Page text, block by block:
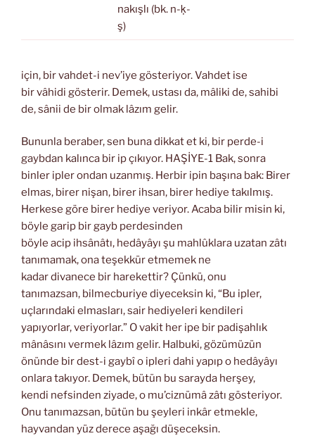
nakışlı (bk. n-ḳ-
ş)
için, bir vahdet-i nev’iye gösteriyor. Vahdet ise
bir vâhidi gösterir. Demek, ustası da, mâliki de, sahibi
de, sânii de bir olmak lâzım gelir.
Bununla beraber, sen buna dikkat et ki, bir perde-i
gaybdan kalınca bir ip çıkıyor. HAŞİYE-1 Bak, sonra
binler ipler ondan uzanmış. Herbir ipin başına bak: Birer
elmas, birer nişan, birer ihsan, birer hediye takılmış.
Herkese göre birer hediye veriyor. Acaba bilir misin ki,
böyle garip bir gayb perdesinden
böyle acip ihsânâtı, hedâyâyı şu mahlûklara uzatan zâtı
tanımamak, ona teşekkür etmemek ne
kadar divanece bir harekettir? Çünkü, onu
tanımazsan, bilmecburiye diyeceksin ki, “Bu ipler,
uçlarındaki elmasları, sair hediyeleri kendileri
yapıyorlar, veriyorlar.” O vakit her ipe bir padişahlık
mânâsını vermek lâzım gelir. Halbuki, gözümüzün
önünde bir dest-i gaybî o ipleri dahi yapıp o hedâyâyı
onlara takıyor. Demek, bütün bu sarayda herşey,
kendi nefsinden ziyade, o mu’ciznümâ zâtı gösteriyor.
Onu tanımazsan, bütün bu şeyleri inkâr etmekle,
hayvandan yüz derece aşağı düşeceksin.